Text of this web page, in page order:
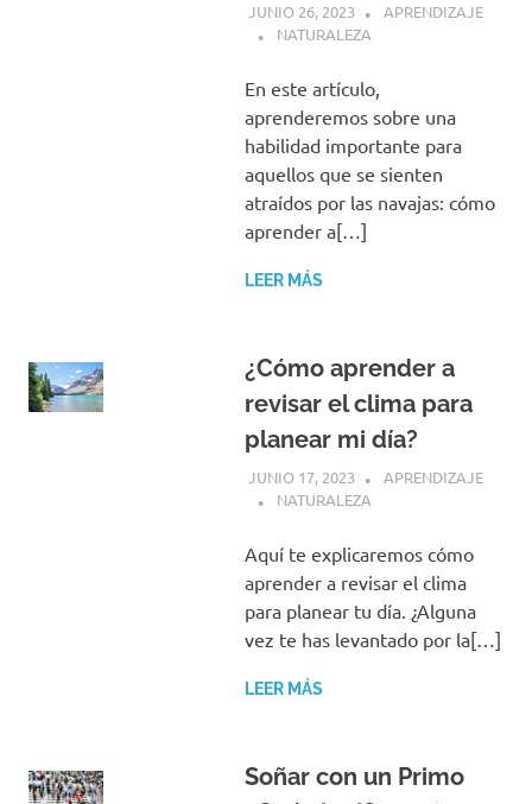
JUNIO 26, 2023
APRENDIZAJE
NATURALEZA
En este artículo,
aprenderemos sobre una
habilidad importante para
aquellos que se sienten
atraídos por las navajas: cómo
aprender a[…]
LEER MÁS
¿Cómo aprender a
revisar el clima para
planear mi día?
JUNIO 17, 2023
APRENDIZAJE
NATURALEZA
Aquí te explicaremos cómo
aprender a revisar el clima
para planear tu día. ¿Alguna
vez te has levantado por la[…]
LEER MÁS
Soñar con un Primo